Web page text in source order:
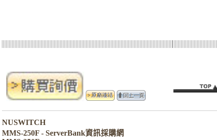
NUSWITCH
MMS-250F - ServerBank資訊採購網